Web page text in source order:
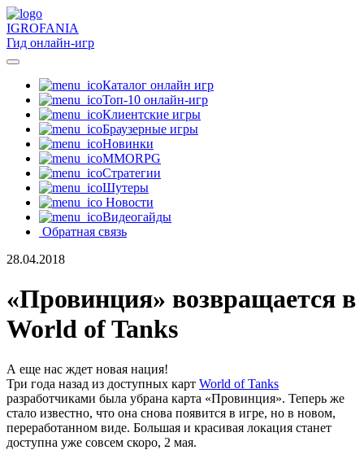
IGROFANIA
Гид онлайн-игр
Каталог онлайн игр
Топ-10 онлайн-игр
Клиентские игры
Браузерные игры
Новинки
MMORPG
Стратегии
Шутеры
Новости
Видеогайды
Обратная связь
28.04.2018
«Провинция» возвращается в
World of Tanks
А еще нас ждет новая нация!
Три года назад из доступных карт World of Tanks
разработчиками была убрана карта «Провинция». Теперь же
стало известно, что она снова появится в игре, но в новом,
переработанном виде. Большая и красивая локация станет
доступна уже совсем скоро, 2 мая.